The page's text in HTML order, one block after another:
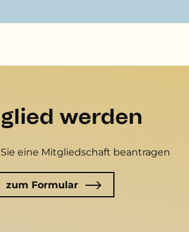
werden
eine Mitgliedschaft beantragen
zum Formular